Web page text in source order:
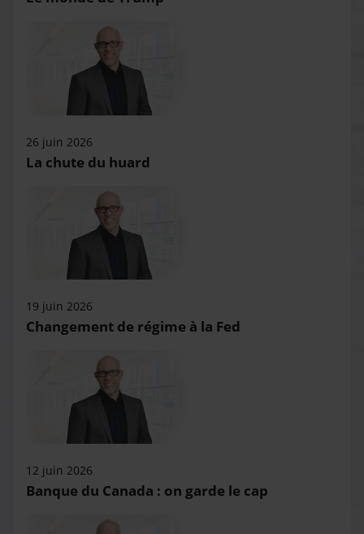
26 juin 2026
La chute du huard
19 juin 2026
Changement de régime à la Fed
12 juin 2026
Banque du Canada : on garde le cap